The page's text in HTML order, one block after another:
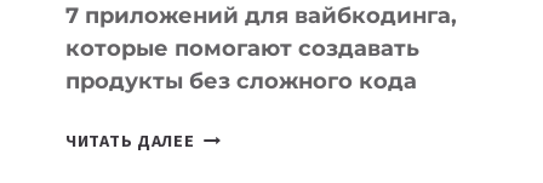
7 приложений для вайбкодинга,
которые помогают создавать
продукты без сложного кода
ЧИТАТЬ ДАЛЕЕ